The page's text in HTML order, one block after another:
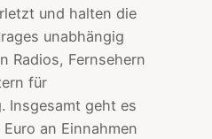
und halten die
unabhängig
Radios, Fernsehern
für
Insgesamt geht es
an Einnahmen